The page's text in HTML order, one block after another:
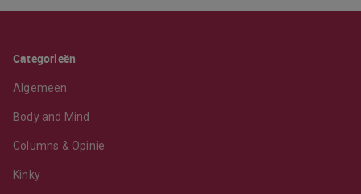
Categorieën
Algemeen
Body and Mind
Columns & Opinie
Kinky